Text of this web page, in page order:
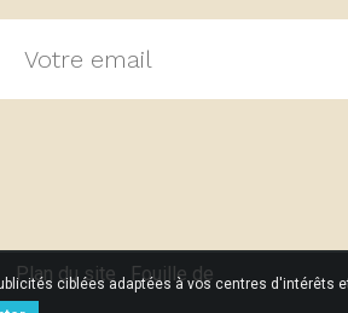
Plan du site
Fouille de
ciblées adaptées à vos centres d'intérêts